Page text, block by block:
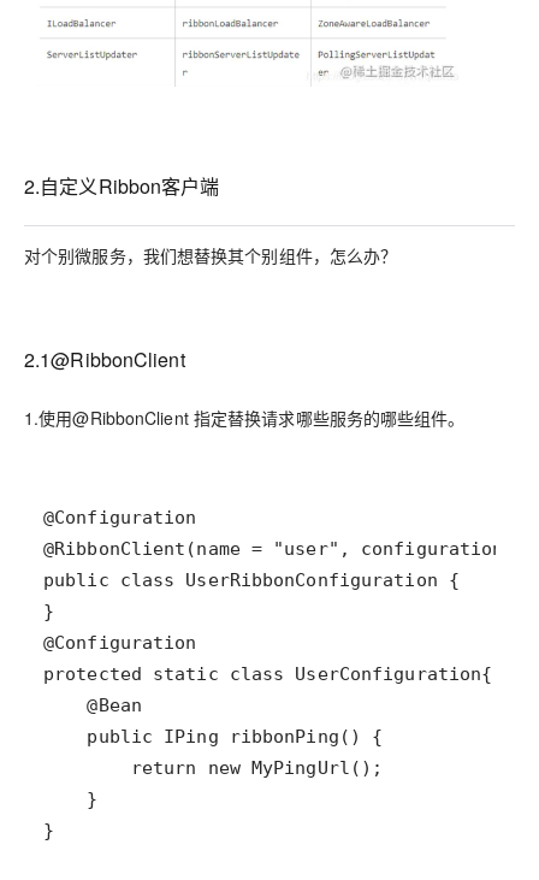
2.自定义Ribbon客户端
对个别微服务，我们想替换其个别组件，怎么办？
2.1@RibbonClient
1.使用@RibbonClient 指定替换请求哪些服务的哪些组件。
}